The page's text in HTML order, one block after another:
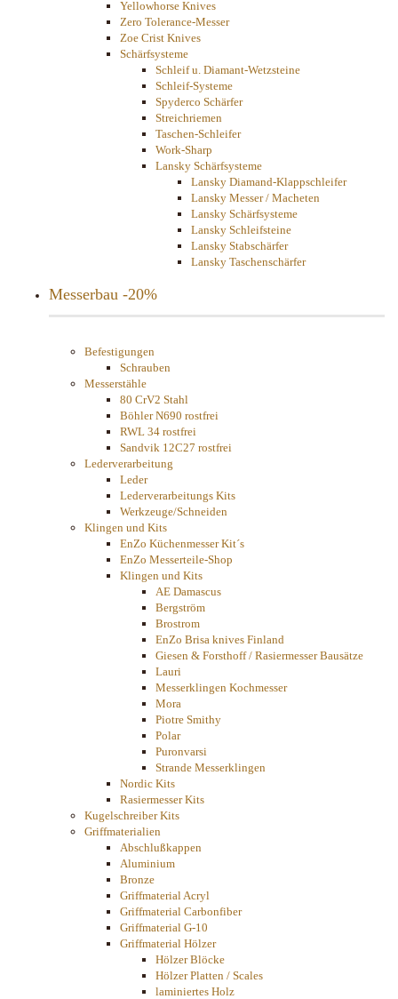
Yellowhorse Knives
Zero Tolerance-Messer
Zoe Crist Knives
Schärfsysteme
Schleif u. Diamant-Wetzsteine
Schleif-Systeme
Spyderco Schärfer
Streichriemen
Taschen-Schleifer
Work-Sharp
Lansky Schärfsysteme
Lansky Diamand-Klappschleifer
Lansky Messer / Macheten
Lansky Schärfsysteme
Lansky Schleifsteine
Lansky Stabschärfer
Lansky Taschenschärfer
Messerbau -20%
Befestigungen
Schrauben
Messerstähle
80 CrV2 Stahl
Böhler N690 rostfrei
RWL 34 rostfrei
Sandvik 12C27 rostfrei
Lederverarbeitung
Leder
Lederverarbeitungs Kits
Werkzeuge/Schneiden
Klingen und Kits
EnZo Küchenmesser Kit´s
EnZo Messerteile-Shop
Klingen und Kits
AE Damascus
Bergström
Brostrom
EnZo Brisa knives Finland
Giesen & Forsthoff / Rasiermesser Bausätze
Lauri
Messerklingen Kochmesser
Mora
Piotre Smithy
Polar
Puronvarsi
Strande Messerklingen
Nordic Kits
Rasiermesser Kits
Kugelschreiber Kits
Griffmaterialien
Abschlußkappen
Aluminium
Bronze
Griffmaterial Acryl
Griffmaterial Carbonfiber
Griffmaterial G-10
Griffmaterial Hölzer
Hölzer Blöcke
Hölzer Platten / Scales
laminiertes Holz